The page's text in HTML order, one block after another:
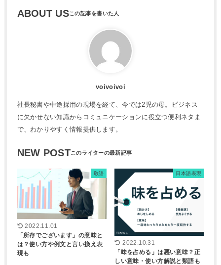
ABOUT US
voivoivoi
社長秘書や中途採用の現場を経て、今では2児の母。ビジネス
に欠かせない知識からコミュニケーションに役立つ便利ネタま
で、わかりやすく情報提供します。
NEW POST
敬語
2022.11.01
「所存でございます」の意味と
は？使い方や例文と言い換え表
現も
日本語表現
2022.10.31
「味を占める」は悪い意味？正
しい意味・使い方解説と類語も